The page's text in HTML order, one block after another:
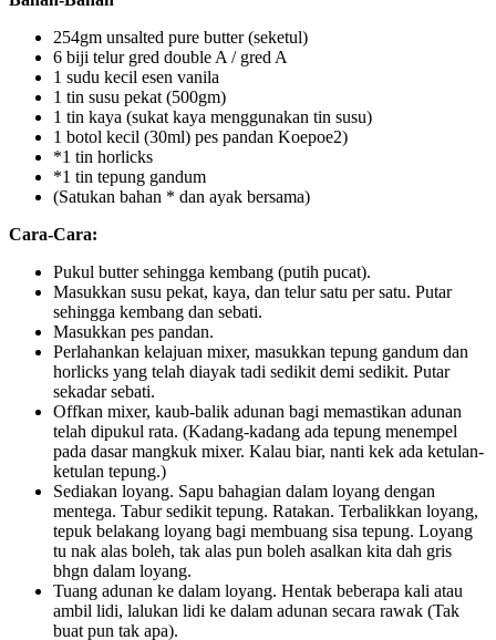
254gm unsalted pure butter (seketul)
6 biji telur gred double A / gred A
1 sudu kecil esen vanila
1 tin susu pekat (500gm)
1 tin kaya (sukat kaya menggunakan tin susu)
1 botol kecil (30ml) pes pandan Koepoe2)
*1 tin horlicks
*1 tin tepung gandum
(Satukan bahan * dan ayak bersama)
Cara-Cara:
Pukul butter sehingga kembang (putih pucat).
Masukkan susu pekat, kaya, dan telur satu per satu. Putar
sehingga kembang dan sebati.
Masukkan pes pandan.
Perlahankan kelajuan mixer, masukkan tepung gandum dan
horlicks yang telah diayak tadi sedikit demi sedikit. Putar
sekadar sebati.
Offkan mixer, kaub-balik adunan bagi memastikan adunan
telah dipukul rata. (Kadang-kadang ada tepung menempel
pada dasar mangkuk mixer. Kalau biar, nanti kek ada ketulan-
ketulan tepung.)
Sediakan loyang. Sapu bahagian dalam loyang dengan
mentega. Tabur sedikit tepung. Ratakan. Terbalikkan loyang,
tepuk belakang loyang bagi membuang sisa tepung. Loyang
tu nak alas boleh, tak alas pun boleh asalkan kita dah gris
bhgn dalam loyang.
Tuang adunan ke dalam loyang. Hentak beberapa kali atau
ambil lidi, lalukan lidi ke dalam adunan secara rawak (Tak
buat pun tak apa).